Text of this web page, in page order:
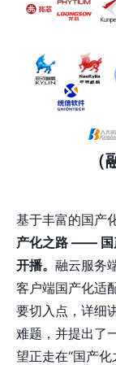
基于丰富的国产
产化之路 —— 国
开播。 融云服务
客户端国产化适
要切入点，详细
难题，并提出了
望正走在“国产